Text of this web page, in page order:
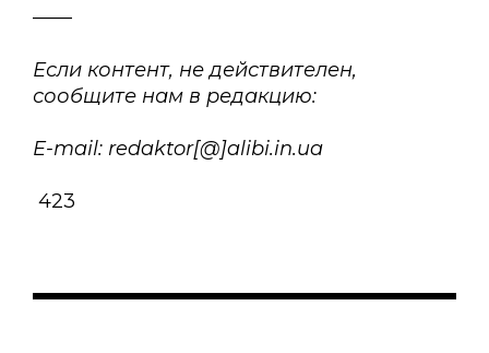
——
Если контент, не действителен,
сообщите нам в редакцию:
E-mail: redaktor[@]alibi.in.ua
423